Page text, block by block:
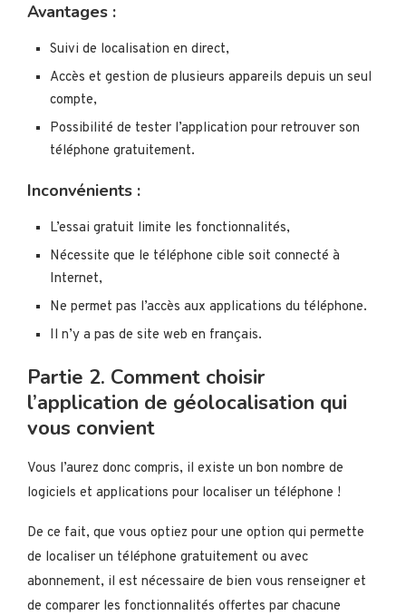
Avantages :
Suivi de localisation en direct,
Accès et gestion de plusieurs appareils depuis un seul
compte,
Possibilité de tester l’application pour retrouver son
téléphone gratuitement.
Inconvénients :
L’essai gratuit limite les fonctionnalités,
Nécessite que le téléphone cible soit connecté à
Internet,
Ne permet pas l’accès aux applications du téléphone.
Il n’y a pas de site web en français.
Partie 2. Comment choisir
l’application de géolocalisation qui
vous convient
Vous l’aurez donc compris, il existe un bon nombre de
logiciels et applications pour localiser un téléphone !
De ce fait, que vous optiez pour une option qui permette
de localiser un téléphone gratuitement ou avec
abonnement, il est nécessaire de bien vous renseigner et
de comparer les fonctionnalités offertes par chacune